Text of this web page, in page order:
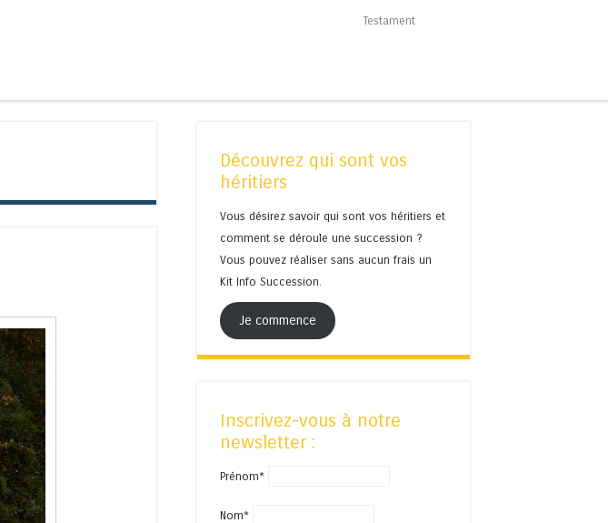
Testament
Découvrez qui sont vos
héritiers
Vous désirez savoir qui sont vos héritiers et
comment se déroule une succession ?
Vous pouvez réaliser sans aucun frais un
Kit Info Succession.
Je commence
Inscrivez-vous à notre
newsletter :
Prénom*
Nom*